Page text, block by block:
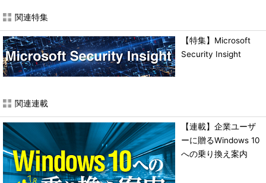
関連特集
【特集】Microsoft
Security Insight
関連連載
【連載】企業ユーザ
ーに贈るWindows 10
への乗り換え案内